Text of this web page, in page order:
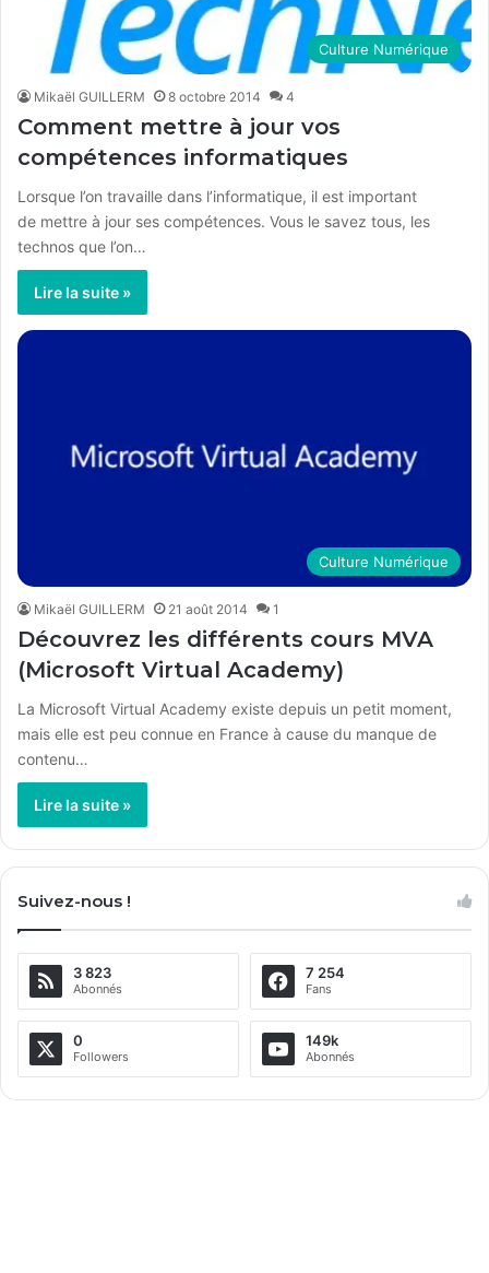
Culture Numérique
Mikaël GUILLERM 8 octobre 2014 4
Comment mettre à jour vos
compétences informatiques
Lorsque l’on travaille dans l’informatique, il est important
de mettre à jour ses compétences. Vous le savez tous, les
technos que l’on…
Lire la suite »
Culture Numérique
Mikaël GUILLERM 21 août 2014 1
Découvrez les différents cours MVA
(Microsoft Virtual Academy)
La Microsoft Virtual Academy existe depuis un petit moment,
mais elle est peu connue en France à cause du manque de
contenu…
Lire la suite »
Suivez-nous !
3 823
Abonnés
7 254
Fans
0
Followers
149k
Abonnés